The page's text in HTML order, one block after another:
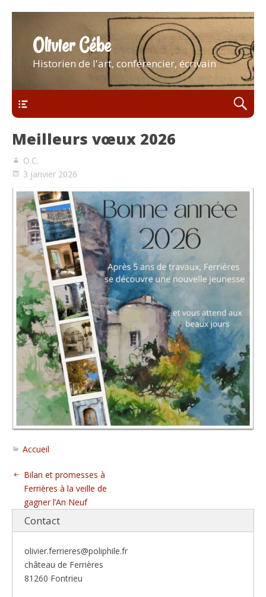
Olivier Cébe
Historien de l'art, conférencier, écrivain
Meilleurs vœux 2026
O.C.
3 janvier 2026
Accueil
Bilan et promesses à
Ferrières à la veille de
gagner l’An Neuf
Contact
olivier.ferrieres@poliphile.fr
château de Ferrières
81260 Fontrieu